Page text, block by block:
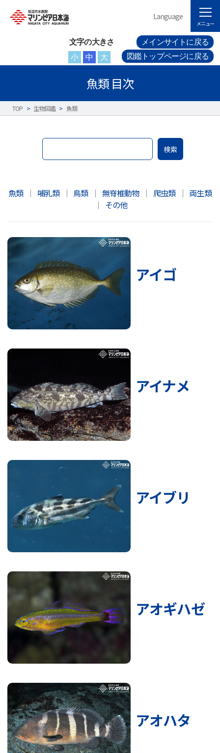
文字の大きさ
小
中 大
メインサイトに戻る
図鑑トップページに戻る
Language
メニュー
魚類 目次
TOP > 生物図鑑 > 魚類
検索
魚類 ｜ 哺乳類 ｜ 鳥類 ｜ 無脊椎動物 ｜ 爬虫類 ｜ 両生類
｜ その他
アイゴ
アイナメ
アイブリ
アオギハゼ
アオハタ